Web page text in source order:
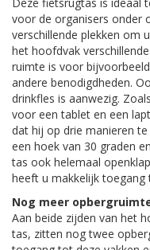
voor de organisers onder
verschillende plekken om
het hoofdvak
ruimte is voor
andere benodigdheden.
drinkfles is aanwezig.
voor een tablet en een
dat hij op drie manieren
een hoek van 30 graden
tas ook helemaal
heeft u makkelijk toegang
Nog meer
Aan beide zijden van het
tas, zitten nog twee